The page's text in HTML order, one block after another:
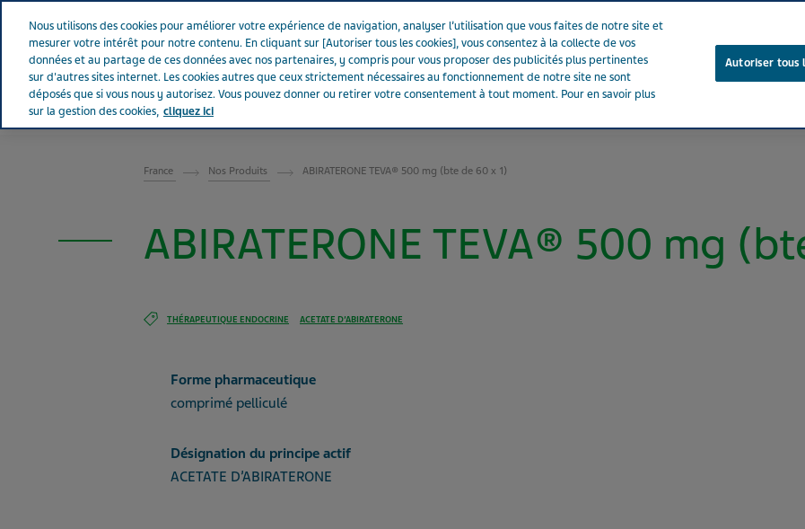
Aller sur Tevapharm
FRANCE
France Nos Produits ABIRATERONE TEVA® 500 mg (bte de 60 x 1)
ABIRATERONE TEVA® 500 mg
THÉRAPEUTIQUE ENDOCRINE ACETATE D’ABIRATERONE
Forme pharmaceutique
comprimé pelliculé
Désignation du principe actif
ACETATE D’ABIRATERONE
Nous utilisons des cookies pour améliorer votre expérience de navigation, analyser l’utilisation que vous faites de notre site et
mesurer votre intérêt pour notre contenu. En cliquant sur [Autoriser tous les cookies], vous consentez à la collecte de vos
données et au partage de ces données avec nos partenaires, y compris pour vous proposer des publicités plus pertinentes
sur d'autres sites internet. Les cookies autres que ceux strictement nécessaires au fonctionnement de notre site ne sont
déposés que si vous nous y autorisez. Vous pouvez donner ou retirer votre consentement à tout moment. Pour en savoir plus
sur la gestion des cookies, cliquez ici
Autoriser tous